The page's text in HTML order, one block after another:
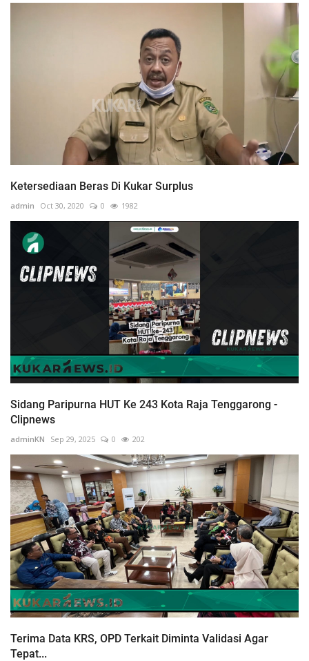
Ketersediaan Beras Di Kukar Surplus
admin Oct 30, 2020 0 1982
Sidang Paripurna HUT Ke 243 Kota Raja Tenggarong -
Clipnews
adminKN Sep 29, 2025 0 202
Terima Data KRS, OPD Terkait Diminta Validasi Agar
Tepat...